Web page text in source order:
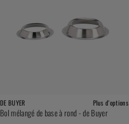
DE BUYER Plus d'options
Bol mélangé de base à rond - de Buyer